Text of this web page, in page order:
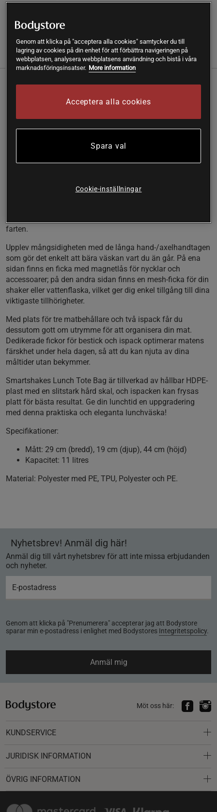
både stil och funktionalitet.
Läs mer
Information Recensioner
Lunch Tote Bag från Smartshake - en perfekt lösning för
både stil och funktionalitet.
11 liter
Enkel bärbar lösning
Denna smidiga och lätta lunchväska är utformad för att
öppningen med en enkel magnetlåsning kan du förvara och
farten.
Upplev mångsidigheten med de långa hand-/axelhandtagen
som gör det enkelt att bära väskan vart du än går. På ena
sidan finns en ficka med magnetlås för nycklar och
accessoarer; på den andra sidan finns en mesh-ficka för din
shaker eller vattenflaska, vilket ger dig enkel tillgång till dina
viktigaste tillhörigheter.
Med plats för tre matbehållare och två ispack får du
dessutom gott om utrymme för att organisera din mat.
Dedikerade fickor för bestick och ispack optimerar matens
färskhet under hela dagen, så att du kan njuta av dina
måltider utan bekymmer.
Smartshakes Lunch Tote Bag är tillverkad av hållbar HDPE-
plast med en slitstark hård skal, och ispacken kan frysas
platt för bästa resultat. Ge din lunchtid en uppgradering
med denna praktiska och eleganta lunchväska!
Specifikationer:
Mått: 29 cm (bredd), 19 cm (djup), 44 cm (höjd)
Kapacitet: 11 litres
Material: Polyester med PE, TPU, Polyester och PE.
Nyhetsbrev! Anmäl dig här!
Anmäl dig till vårt nyhetsbrev för att inte missa erbjudanden
och nyheter.
Genom att klicka på "Prenumerera" accepterar jag att Bodystore
sparar min e-postadress i enlighet med Bodystores Integritetspolicy.
Anmäl mig
Möt oss här:
KUNDSERVICE
JURIDISK INFORMATION
ÖVRIG INFORMATION
Genom att klicka på "acceptera alla cookies" samtycker du till
lagring av cookies på din enhet för att förbättra navigeringen på
webbplatsen, analysera webbplatsens användning och bistå i våra
marknadsföringsinsatser. More information
Acceptera alla cookies
Spara val
Cookie-inställningar